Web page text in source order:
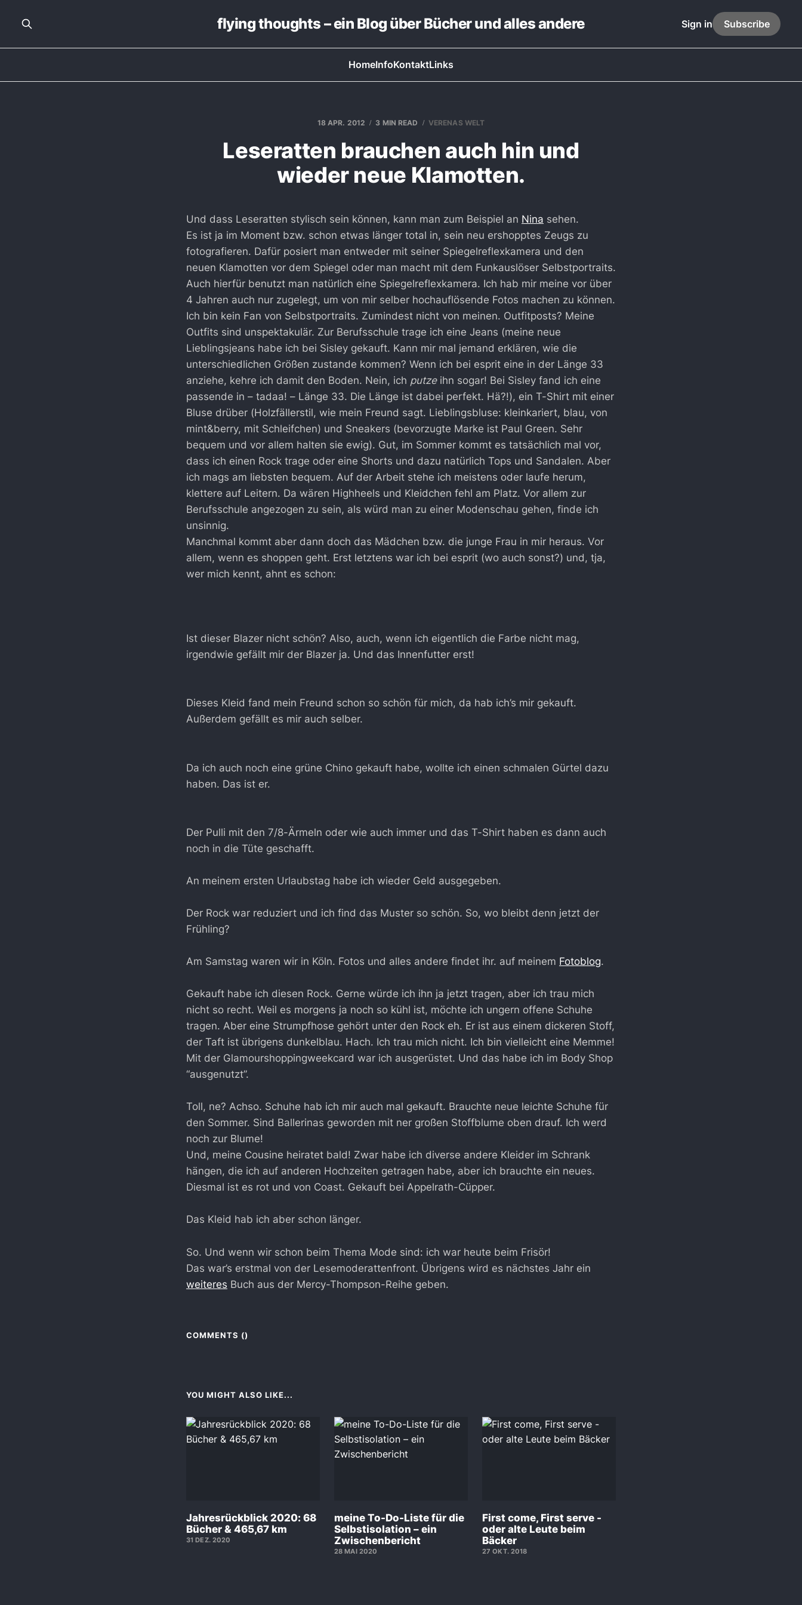
flying thoughts – ein Blog über Bücher und alles andere
HomeInfoKontaktLinks
Sign in Subscribe
18 APR. 2012 3 MIN READ VERENAS WELT
Leseratten brauchen auch hin und
wieder neue Klamotten.
Und dass Leseratten stylisch sein können, kann man zum Beispiel an Nina sehen.
Es ist ja im Moment bzw. schon etwas länger total in, sein neu ershopptes Zeugs zu
fotografieren. Dafür posiert man entweder mit seiner Spiegelreflexkamera und den
neuen Klamotten vor dem Spiegel oder man macht mit dem Funkauslöser Selbstportraits.
Auch hierfür benutzt man natürlich eine Spiegelreflexkamera. Ich hab mir meine vor über
4 Jahren auch nur zugelegt, um von mir selber hochauflösende Fotos machen zu können.
Ich bin kein Fan von Selbstportraits. Zumindest nicht von meinen. Outfitposts? Meine
Outfits sind unspektakulär. Zur Berufsschule trage ich eine Jeans (meine neue
Lieblingsjeans habe ich bei Sisley gekauft. Kann mir mal jemand erklären, wie die
unterschiedlichen Größen zustande kommen? Wenn ich bei esprit eine in der Länge 33
anziehe, kehre ich damit den Boden. Nein, ich putzeihn sogar! Bei Sisley fand ich eine
passende in – tadaa! – Länge 33. Die Länge ist dabei perfekt. Hä?!), ein T-Shirt mit einer
Bluse drüber (Holzfällerstil, wie mein Freund sagt. Lieblingsbluse: kleinkariert, blau, von
mint&berry, mit Schleifchen) und Sneakers (bevorzugte Marke ist Paul Green. Sehr
bequem und vor allem halten sie ewig). Gut, im Sommer kommt es tatsächlich mal vor,
dass ich einen Rock trage oder eine Shorts und dazu natürlich Tops und Sandalen. Aber
ich mags am liebsten bequem. Auf der Arbeit stehe ich meistens oder laufe herum,
klettere auf Leitern. Da wären Highheels und Kleidchen fehl am Platz. Vor allem zur
Berufsschule angezogen zu sein, als würd man zu einer Modenschau gehen, finde ich
unsinnig.
Manchmal kommt aber dann doch das Mädchen bzw. die junge Frau in mir heraus. Vor
allem, wenn es shoppen geht. Erst letztens war ich bei esprit (wo auch sonst?) und, tja,
wer mich kennt, ahnt es schon:
Ist dieser Blazer nicht schön? Also, auch, wenn ich eigentlich die Farbe nicht mag,
irgendwie gefällt mir der Blazer ja. Und das Innenfutter erst!
Dieses Kleid fand mein Freund schon so schön für mich, da hab ich’s mir gekauft.
Außerdem gefällt es mir auch selber.
Da ich auch noch eine grüne Chino gekauft habe, wollte ich einen schmalen Gürtel dazu
haben. Das ist er.
Der Pulli mit den 7/8-Ärmeln oder wie auch immer und das T-Shirt haben es dann auch
noch in die Tüte geschafft.
An meinem ersten Urlaubstag habe ich wieder Geld ausgegeben.
Der Rock war reduziert und ich find das Muster so schön. So, wo bleibt denn jetzt der
Frühling?
Am Samstag waren wir in Köln. Fotos und alles andere findet ihr. auf meinem Fotoblog.
Gekauft habe ich diesen Rock. Gerne würde ich ihn ja jetzt tragen, aber ich trau mich
nicht so recht. Weil es morgens ja noch so kühl ist, möchte ich ungern offene Schuhe
tragen. Aber eine Strumpfhose gehört unter den Rock eh. Er ist aus einem dickeren Stoff,
der Taft ist übrigens dunkelblau. Hach. Ich trau mich nicht. Ich bin vielleicht eine Memme!
Mit der Glamourshoppingweekcard war ich ausgerüstet. Und das habe ich im Body Shop
“ausgenutzt”.
Toll, ne? Achso. Schuhe hab ich mir auch mal gekauft. Brauchte neue leichte Schuhe für
den Sommer. Sind Ballerinas geworden mit ner großen Stoffblume oben drauf. Ich werd
noch zur Blume!
Und, meine Cousine heiratet bald! Zwar habe ich diverse andere Kleider im Schrank
hängen, die ich auf anderen Hochzeiten getragen habe, aber ich brauchte ein neues.
Diesmal ist es rot und von Coast. Gekauft bei Appelrath-Cüpper.
Das Kleid hab ich aber schon länger.
So. Und wenn wir schon beim Thema Mode sind: ich war heute beim Frisör!
Das war’s erstmal von der Lesemoderattenfront. Übrigens wird es nächstes Jahr ein
weiteres Buch aus der Mercy-Thompson-Reihe geben.
COMMENTS ()
YOU MIGHT ALSO LIKE...
Jahresrückblick 2020: 68
Bücher & 465,67 km
31 DEZ. 2020
meine To-Do-Liste für die
Selbstisolation – ein
Zwischenbericht
28 MAI 2020
First come, First serve -
oder alte Leute beim
Bäcker
27 OKT. 2018